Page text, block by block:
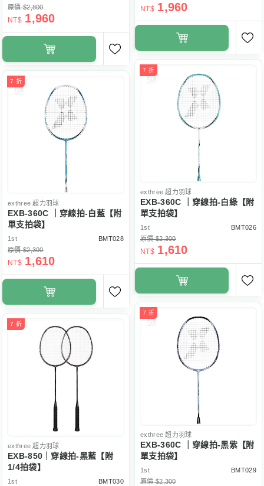
NT$ 1,960
原價 $2,800
NT$ 1,960
7 折
exthree 超力羽球
EXB-360C ｜穿線拍-白綠【附
單支拍袋】
1st
BMT026
原價 $2,300
NT$ 1,610
7 折
exthree 超力羽球
EXB-360C ｜穿線拍-白藍【附
單支拍袋】
1st
BMT028
原價 $2,300
NT$ 1,610
7 折
exthree 超力羽球
EXB-360C ｜穿線拍-黑紫【附
單支拍袋】
1st
BMT029
原價 $2,300
7 折
exthree 超力羽球
EXB-850｜穿線拍-黑藍【附
1/4拍袋】
1st
BMT030